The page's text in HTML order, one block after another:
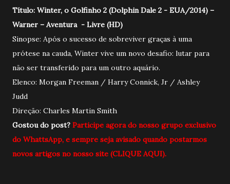
Título: Winter, o Golfinho 2 (Dolphin Dale 2 - EUA/2014) –
Warner – Aventura - Livre (HD)
Sinopse: Após o sucesso de sobreviver graças à uma
prótese na cauda, Winter vive um novo desafio: lutar para
não ser transferido para um outro aquário.
Elenco: Morgan Freeman / Harry Connick, Jr / Ashley
Judd
Direção: Charles Martin Smith
Gostou do post? Participe agora do nosso grupo exclusivo
do WhattsApp, e sempre seja avisado quando postarmos
novos artigos no nosso site (CLIQUE AQUI).